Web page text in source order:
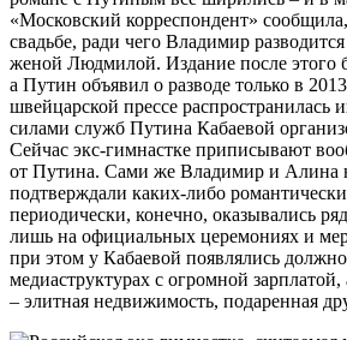
«Московский корреспондент»
свадьбе, ради чего Владимир
женой Людмилой. Издание после этого
а Путин объявил о разводе только в
швейцарской прессе распространилась
силами служб Путина Кабаевой
Сейчас экс-гимнастке приписывают
от Путина. Сами же Владимир и Алина
подтверждали каких-либо
периодически, конечно, оказывались
лишь на официальных церемониях и
при этом у Кабаевой появлялись
медиаструктурах с огромной зарплатой,
– элитная недвижимость, подаренная